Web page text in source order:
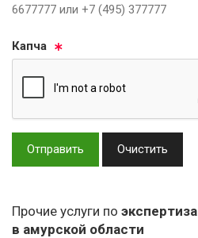
6677777 или +7 (495) 377777
Кап­ча
Отправить Очистить
Прочие услуги по
в амурской области